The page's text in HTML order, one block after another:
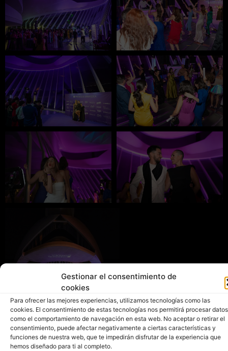
Gestionar el consentimiento de
cookies
Para ofrecer las mejores experiencias, utilizamos tecnologías como las
cookies. El consentimiento de estas tecnologías nos permitirá procesar datos
como el comportamiento de navegación en esta web. No aceptar o retirar el
consentimiento, puede afectar negativamente a ciertas características y
funciones de nuestra web, que te impedirán disfrutar de la experiencia que
hemos diseñado para ti al completo.
PATROCINADORES